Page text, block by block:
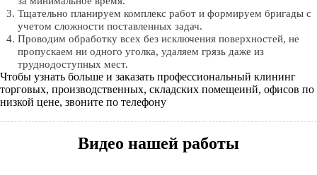
Тщательно планируем комплекс работ и формируем бригады с
учетом сложности поставленных задач.
Проводим обработку всех без исключения поверхностей, не
пропускаем ни одного уголка, удаляем грязь даже из
труднодоступных мест.
Чтобы узнать больше и заказать профессиональный клининг
торговых, производственных, складских помещеинй, офисов по
низкой цене, звоните по телефону
Видео нашей работы